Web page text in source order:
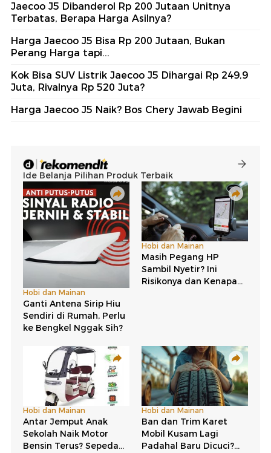
Jaecoo J5 Dibanderol Rp 200 Jutaan Unitnya
Terbatas, Berapa Harga Asilnya?
Harga Jaecoo J5 Bisa Rp 200 Jutaan, Bukan
Perang Harga tapi...
Kok Bisa SUV Listrik Jaecoo J5 Dihargai Rp 249,9
Juta, Rivalnya Rp 520 Juta?
Harga Jaecoo J5 Naik? Bos Chery Jawab Begini